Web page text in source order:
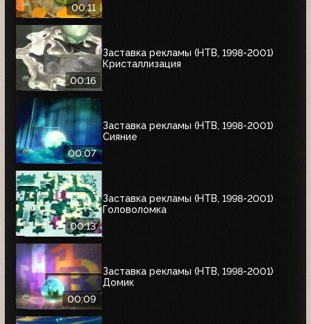
00:11
00:16
Заставка рекламы (НТВ, 1998-2001)
Кристаллизация
00:07
Заставка рекламы (НТВ, 1998-2001)
Сияние
00:13
Заставка рекламы (НТВ, 1998-2001)
Головоломка
00:09
Заставка рекламы (НТВ, 1998-2001)
Домик